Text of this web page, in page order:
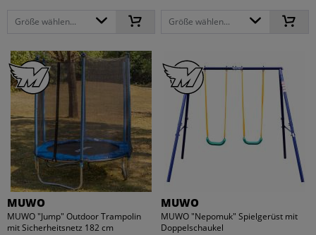
Größe wählen... Größe wählen...
MUWO
MUWO "Jump" Outdoor Trampolin
mit Sicherheitsnetz 182 cm
MUWO
MUWO "Nepomuk" Spielgerüst mit
Doppelschaukel